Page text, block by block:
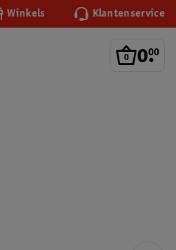
Winkels Klantenservice
0.
00